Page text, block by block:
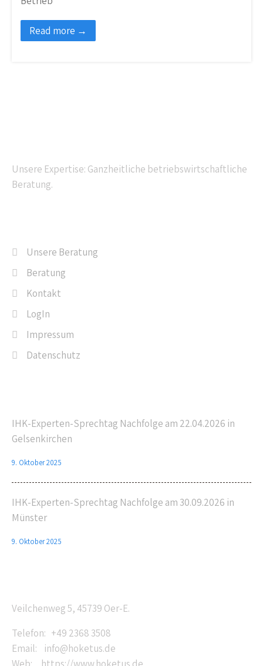
Read more →
Unsere Expertise: Ganzheitliche betriebswirtschaftliche
Beratung.
Unsere Beratung
Beratung
Kontakt
LogIn
Impressum
Datenschutz
IHK-Experten-Sprechtag Nachfolge am 22.04.2026 in
Gelsenkirchen
9. Oktober 2025
IHK-Experten-Sprechtag Nachfolge am 30.09.2026 in
Münster
9. Oktober 2025
Veilchenweg 5, 45739 Oer-E.
Telefon: +49 2368 3508
Email: info@hoketus.de